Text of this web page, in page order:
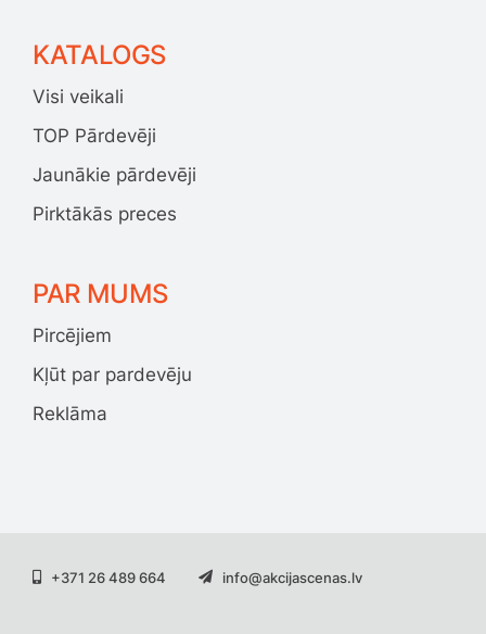
KATALOGS
Visi veikali
TOP Pārdevēji
Jaunākie pārdevēji
Pirktākās preces
PAR MUMS
Pircējiem
Kļūt par pardevēju
Reklāma
+371 26 489 664 info@akcijascenas.lv